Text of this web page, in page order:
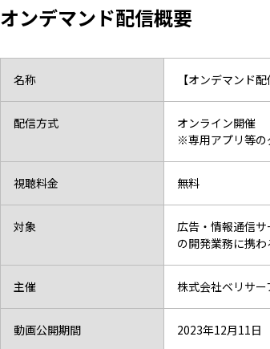
オンデマンド配信概要
名称 【オンデマンド
配信方式
オンライン開催
※専用アプリ等の
視聴料金 無料
対象
広告・情報通信
の開発業務に携わ
主催 株式会社ベリサー
動画公開期間 2023年12月11日